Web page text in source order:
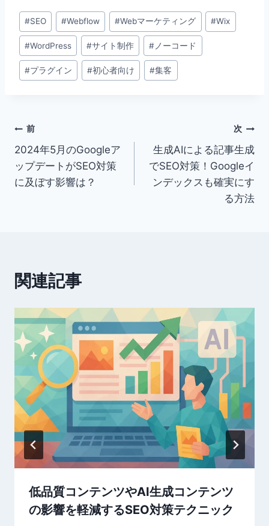
c
e
b
o
e
e
n
a
ai
l
投
稿
タ
グ:
#SEO #Webflow #Webマーケティング #Wix
#WordPress #サイト制作 # ノーコード
#プラグイン #初心者向け #集客
投
稿
ナ
シ
ョ
ン
前
2024年5月のGoogleア
ップデートがSEO対策
に及ぼす影響は？
次
生成AIによる記事生成
でSEO対策！Googleイ
ンデックスも確実にす
る方法
関連記事
低品質コンテンツやAI生成コンテンツ
の影響を軽減するSEO対策テクニック